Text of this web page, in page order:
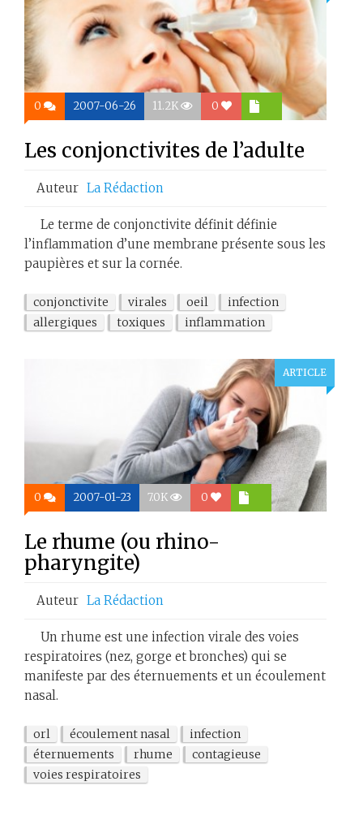
0 2007-06-26 11.2K 0
Les conjonctivites de l’adulte
Auteur La Rédaction
Le terme de conjonctivite définit définie
l’inflammation d’une membrane présente sous les
paupières et sur la cornée.
conjonctivite virales oeil
infection
allergiques
toxiques inflammation
ARTICLE
0 2007-01-23 7.0K 0
Le rhume (ou rhino-
pharyngite)
Auteur La Rédaction
Un rhume est une infection virale des voies
respiratoires (nez, gorge et bronches) qui se
manifeste par des éternuements et un écoulement
nasal.
orl écoulement nasal
infection
éternuements
rhume
contagieuse
voies respiratoires